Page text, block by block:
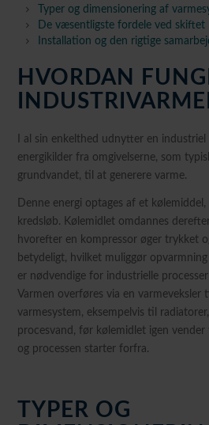
Typer og dimensionering af
De væsentligste fordele ved skiftet
Installation og den rigtige
HVORDAN
I al sin enkelthed udnytter en
energikilder fra omgivelserne, som
grundvandet, til at generere varme.
Denne energi optages af et
kredsløb. Kølemidlet omdannes
hvorefter en kompressor øger trykket
betydeligt, hvilket muliggør
er nødvendige for industrielle
Varmen overføres via en varmeveksler
varmesystem, eksempelvis til radiatorer,
procesvand, før kølemidlet igen
og processen starter forfra.
TYPER OG